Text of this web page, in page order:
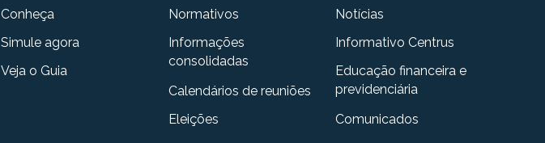
Conheça
Simule agora
Veja o Guia
Normativos
Informações
consolidadas
Calendários de reuniões
Eleições
Notícias
Informativo Centrus
Educação financeira e
previdenciária
Comunicados